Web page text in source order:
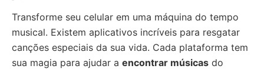
Transforme seu celular em uma máquina do tempo
musical. Existem aplicativos incríveis para resgatar
canções especiais da sua vida. Cada plataforma tem
sua magia para ajudar a encontrar músicas do